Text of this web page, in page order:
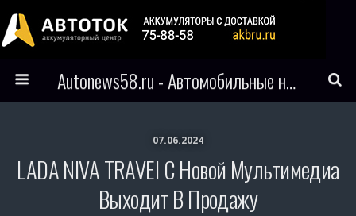
Autonews58.ru - Автомобильные новости Пензы и всего мира
07.06.2024
LADA NIVA TRAVEl С Новой Мультимедиа
Выходит В Продажу